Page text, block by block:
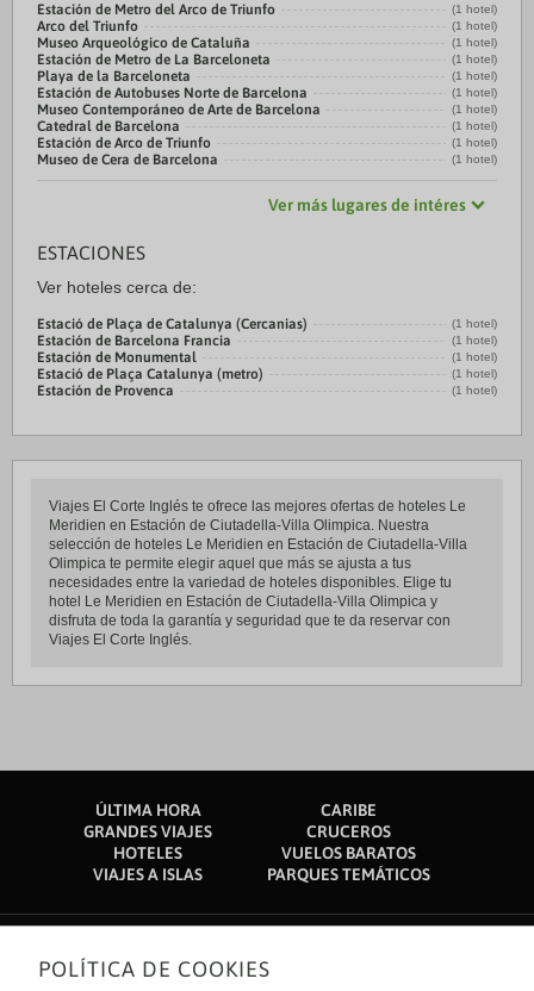
Estación de Metro del Arco de Triunfo (1 hotel)
Arco del Triunfo (1 hotel)
Museo Arqueológico de Cataluña (1 hotel)
Estación de Metro de La Barceloneta (1 hotel)
Playa de la Barceloneta (1 hotel)
Estación de Autobuses Norte de Barcelona (1 hotel)
Museo Contemporáneo de Arte de Barcelona (1 hotel)
Catedral de Barcelona (1 hotel)
Estación de Arco de Triunfo (1 hotel)
Museo de Cera de Barcelona (1 hotel)
Ver más lugares de intéres
ESTACIONES
Ver hoteles cerca de:
Estació de Plaça de Catalunya (Cercanias) (1 hotel)
Estación de Barcelona Francia (1 hotel)
Estación de Monumental (1 hotel)
Estació de Plaça Catalunya (metro) (1 hotel)
Estación de Provenca (1 hotel)
Viajes El Corte Inglés te ofrece las mejores ofertas de hoteles Le
Meridien en Estación de Ciutadella-Villa Olimpica. Nuestra
selección de hoteles Le Meridien en Estación de Ciutadella-Villa
Olimpica te permite elegir aquel que más se ajusta a tus
necesidades entre la variedad de hoteles disponibles. Elige tu
hotel Le Meridien en Estación de Ciutadella-Villa Olimpica y
disfruta de toda la garantía y seguridad que te da reservar con
Viajes El Corte Inglés.
ÚLTIMA HORA
CARIBE
GRANDES VIAJES
CRUCEROS
HOTELES
VUELOS BARATOS
VIAJES A ISLAS
PARQUES TEMÁTICOS
Sobre nosotros
POLÍTICA DE COOKIES